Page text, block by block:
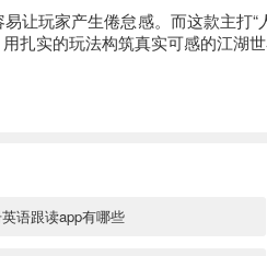
让玩家产生倦怠感。而这款主打
扎实的玩法构筑真实可感的江湖
语跟读app有哪些